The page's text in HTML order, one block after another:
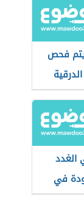
فحص
في